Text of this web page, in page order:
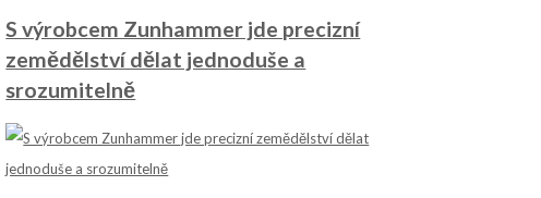
S výrobcem Zunhammer jde precizní
zemědělství dělat jednoduše a
srozumitelně